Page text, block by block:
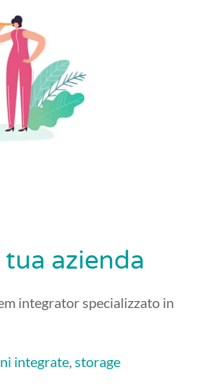
azienda
integrator specializzato in
integrate,storage